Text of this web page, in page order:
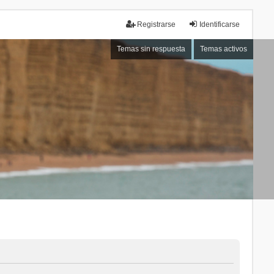
Identificarse
Registrarse
Temas sin respuesta Temas activos